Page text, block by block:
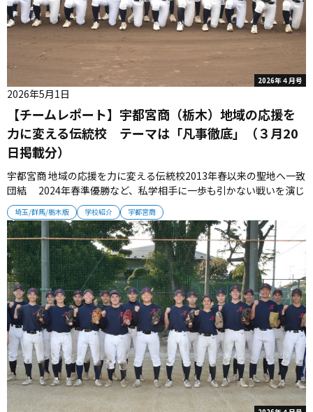
2026年４月号
埼玉/群馬/栃木版 学校紹介 宇都宮商
【チームレポート】宇都宮商（栃木）地域の応援を
力に変える伝統校 テーマは「凡事徹底」（３月20
日掲載分）
2026年5月1日
宇都宮商 地域の応援を力に変える伝統校2013年春以来の聖地へ一致
団結 2024年春準優勝など、私学相手に一歩も引かない戦いを演じ
る宇都宮商。４度の甲子園出場を誇る地域伝統校は、2013年春以来
の聖地へ、力強く舵を切っていく。 ■難関突破のために必要なもの
は？ 1923年夏の甲子園初出場以降、選抜へ３度出場している...